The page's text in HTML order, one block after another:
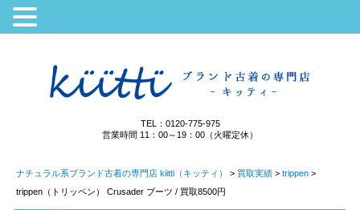
TEL：0120-775-975
営業時間 11：00～19：00（火曜定休）
ナチュラル系ブランド古着の専門店 kiitti（キッティ） > 買取実績 > trippen >
trippen（トリッペン） Crusader ブーツ / 買取8500円